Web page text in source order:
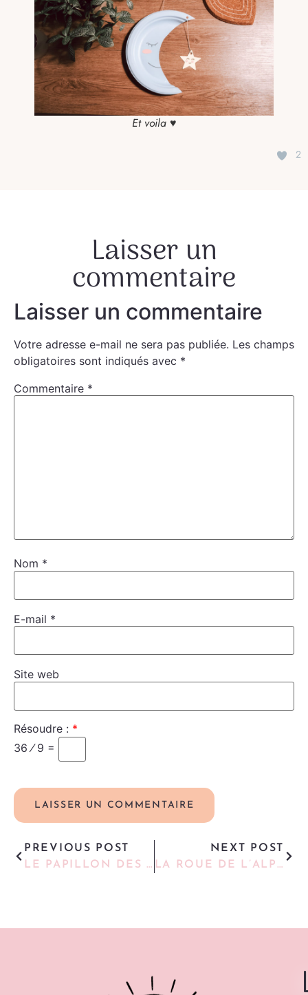
Et voila ♥
2
Laisser un
commentaire
Laisser un commentaire
Votre adresse e-mail ne sera pas publiée. Les champs
obligatoires sont indiqués avec *
Commentaire *
Nom *
E-mail *
Site web
Résoudre : *
36 ⁄ 9 =
PREVIOUS POST
LE PAPILLON DES PRÉS
NEXT POST
LA ROUE DE L’ALPHABET